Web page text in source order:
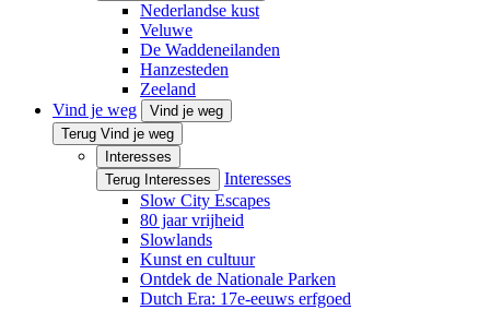
Nederlandse kust
Veluwe
De Waddeneilanden
Hanzesteden
Zeeland
Vind je weg
Vind je weg
Terug Vind je weg
Interesses
Terug Interesses
Interesses
Slow City Escapes
80 jaar vrijheid
Slowlands
Kunst en cultuur
Ontdek de Nationale Parken
Dutch Era: 17e-eeuws erfgoed